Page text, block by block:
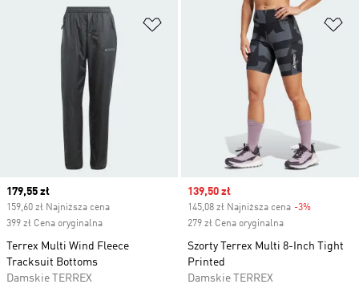
Dodaj do listy życzeń
Current price
179,55 zł
159,60 zł Najniższa cena
399 zł Cena oryginalna
Terrex Multi Wind Fleece
Tracksuit Bottoms
Damskie TERREX
Sale price
139,50 zł
145,08 zł Najniższa cena -3%
279 zł Cena oryginalna
Szorty Terrex Multi 8-Inch Tight
Printed
Damskie TERREX